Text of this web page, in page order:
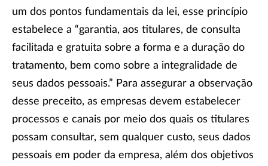
um dos pontos fundamentais da lei, esse princípio
estabelece a “garantia, aos titulares, de consulta
facilitada e gratuita sobre a forma e a duração do
tratamento, bem como sobre a integralidade de
seus dados pessoais.” Para assegurar a observação
desse preceito, as empresas devem estabelecer
processos e canais por meio dos quais os titulares
possam consultar, sem qualquer custo, seus dados
pessoais em poder da empresa, além dos objetivos